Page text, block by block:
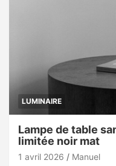
LUMINAIRE
Lampe de table
limitée noir mat
1 avril 2026 Manuel